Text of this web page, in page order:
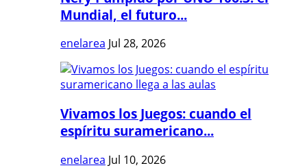
Mundial, el futuro...
enelarea Jul 28, 2026
Vivamos los Juegos: cuando el
espíritu suramericano...
enelarea Jul 10, 2026